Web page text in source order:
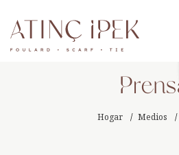
Hogar Medios